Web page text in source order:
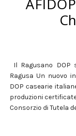
Il Ragusano DOP
Ragusa Un nuovo
DOP casearie
produzioni
Consorzio di Tutela